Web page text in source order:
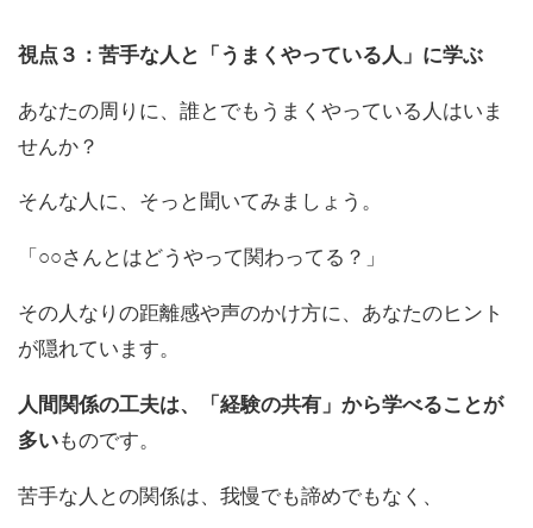
視点３：苦手な人と「うまくやっている人」に学ぶ
あなたの周りに、誰とでもうまくやっている人はいま
せんか？
そんな人に、そっと聞いてみましょう。
「○○さんとはどうやって関わってる？」
その人なりの距離感や声のかけ方に、 あなたのヒント
が隠れています。
人間関係の工夫は、「経験の共有」から学べることが
多いものです。
苦手な人との関係は、我慢でも諦めでもなく、